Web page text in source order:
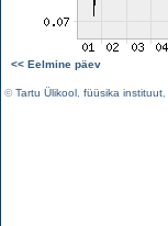
<< Eelmine päev
©Tartu Ülikool füüsika instituut